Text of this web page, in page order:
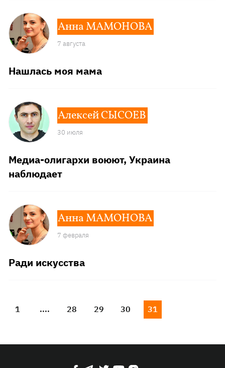
Нашлась моя мама
Анна МАМОНОВА
7 августа
Медиа-олигархи воюют, Украина
наблюдает
Алексей СЫСОЕВ
30 июля
Ради искусства
Анна МАМОНОВА
7 февраля
1 .... 28 29 30 31